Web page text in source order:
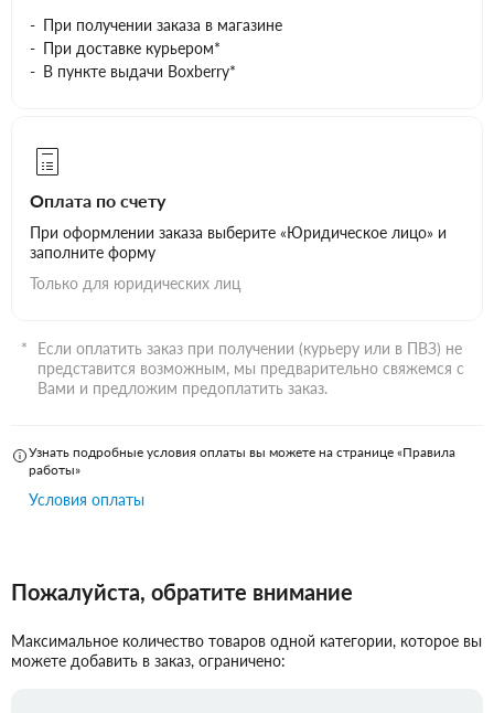
При получении заказа в магазине
При доставке курьером*
В пункте выдачи Boxberry*
Оплата по счету
При оформлении заказа выберите «Юридическое лицо» и
заполните форму
Только для юридических лиц
Если оплатить заказ при получении (курьеру или в ПВЗ) не
представится возможным, мы предварительно свяжемся с
Вами и предложим предоплатить заказ.
Узнать подробные условия оплаты вы можете на странице «Правила
работы»
Условия оплаты
Пожалуйста, обратите внимание
Максимальное количество товаров одной категории, которое вы
можете добавить в заказ, ограничено: